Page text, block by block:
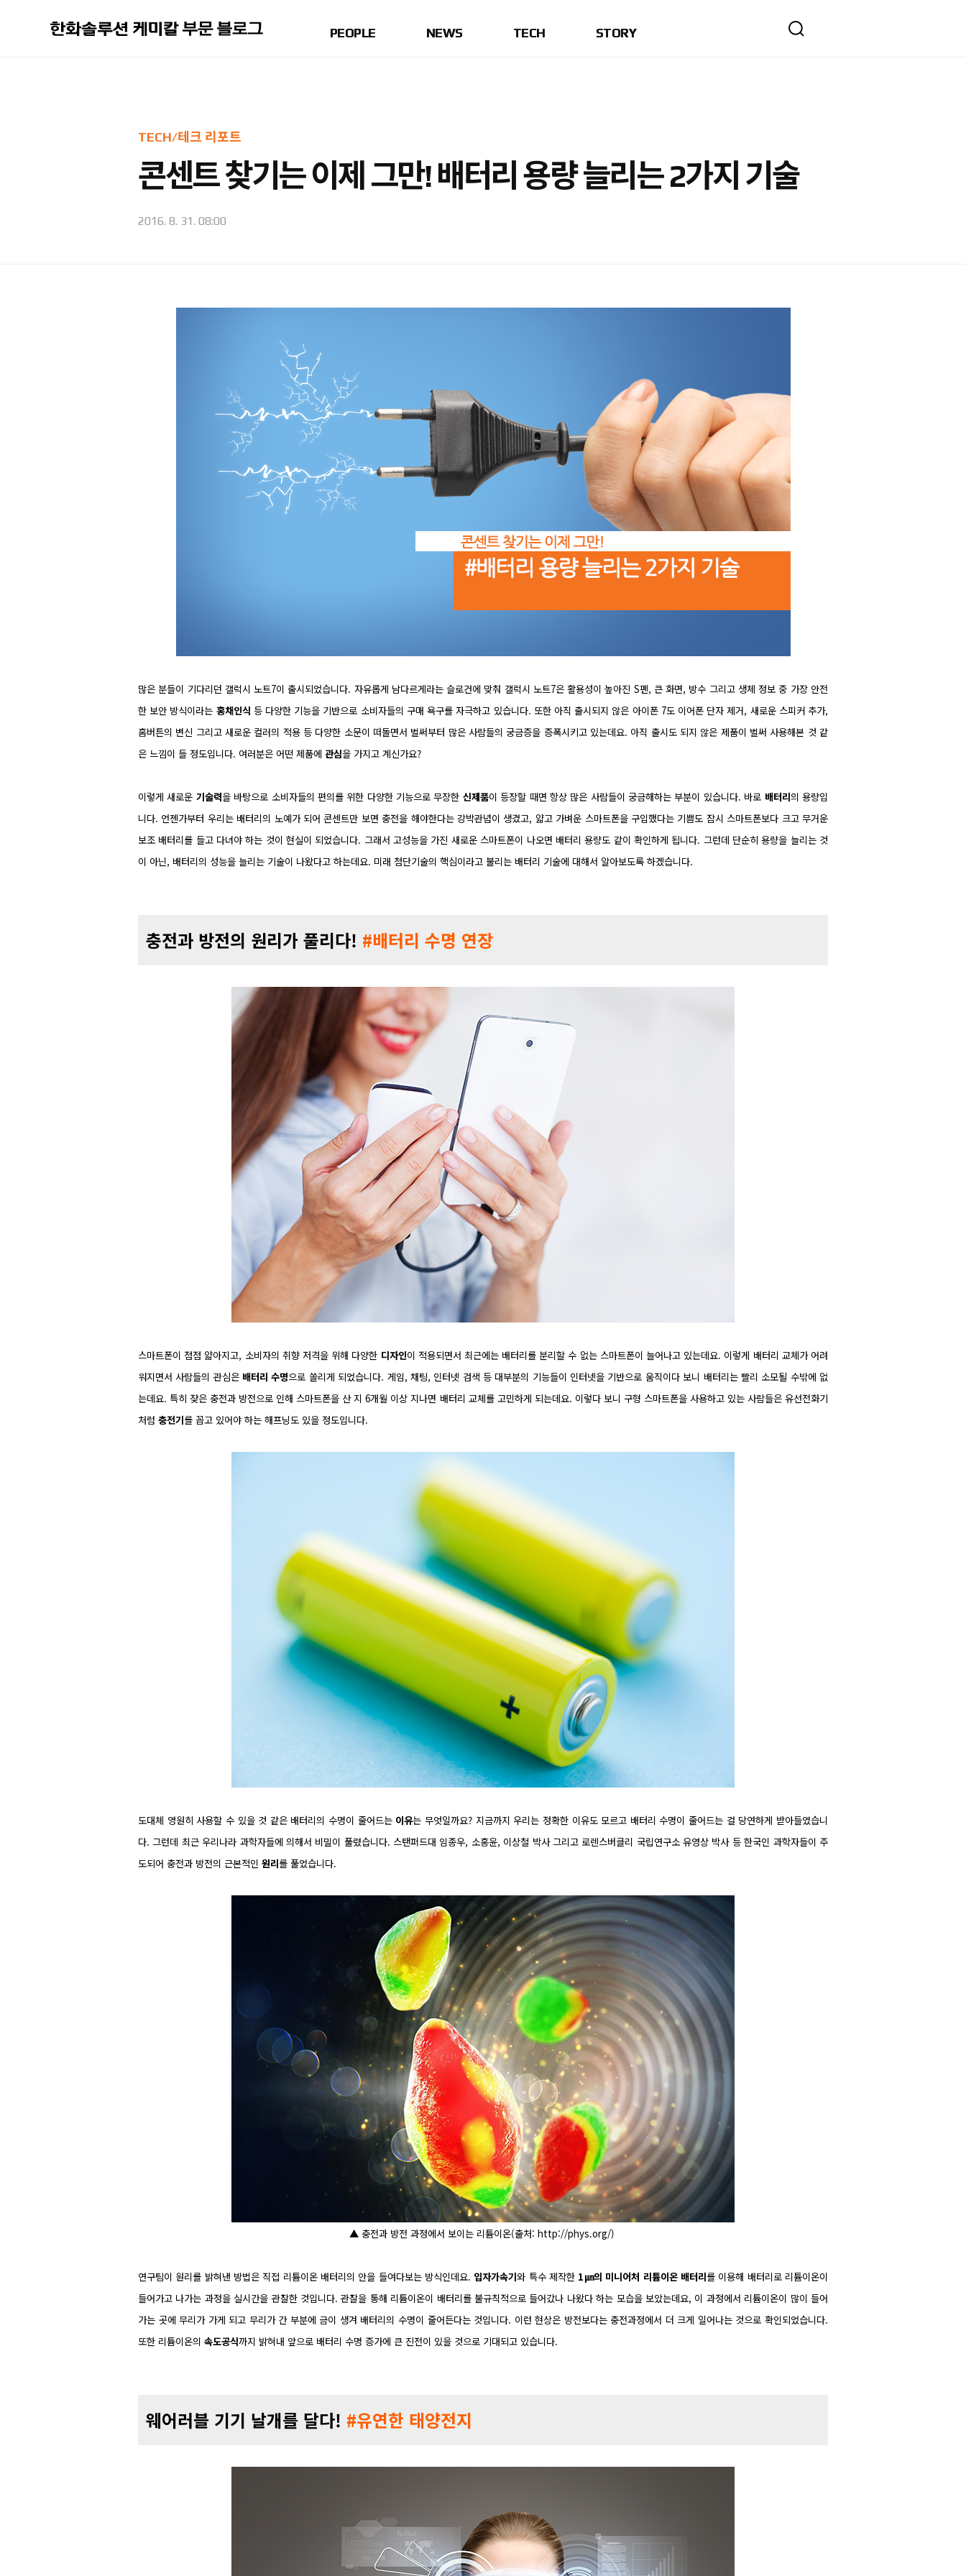
PEOPLE NEWS TECH STORY
TECH/테크 리포트
콘센트 찾기는 이제 그만! 배터리 용량 늘리는 2가지 기술
2016. 8. 31. 08:00
많은 분들이 기다리던 갤럭시 노트7이 출시되었습니다. 자유롭게 남다르게라는 슬로건에 맞춰 갤럭시 노트7은 활용성이 높아진 S펜, 큰 화면, 방수 그리고 생체 정보 중 가장 안전
한 보안 방식이라는 홍채인식 등 다양한 기능을 기반으로 소비자들의 구매 욕구를 자극하고 있습니다. 또한 아직 출시되지 않은 아이폰 7도 이어폰 단자 제거, 새로운 스피커 추가,
홈버튼의 변신 그리고 새로운 컬러의 적용 등 다양한 소문이 떠돌면서 벌써부터 많은 사람들의 궁금증을 증폭시키고 있는데요. 아직 출시도 되지 않은 제품이 벌써 사용해본 것 같
은 느낌이 들 정도입니다. 여러분은 어떤 제품에 관심을 가지고 계신가요?
이렇게 새로운 기술력을 바탕으로 소비자들의 편의를 위한 다양한 기능으로 무장한 신제품이 등장할 때면 항상 많은 사람들이 궁금해하는 부분이 있습니다. 바로 배터리의 용량입
니다. 언젠가부터 우리는 배터리의 노예가 되어 콘센트만 보면 충전을 해야한다는 강박관념이 생겼고, 얇고 가벼운 스마트폰을 구입했다는 기쁨도 잠시 스마트폰보다 크고 무거운
보조 배터리를 들고 다녀야 하는 것이 현실이 되었습니다. 그래서 고성능을 가진 새로운 스마트폰이 나오면 배터리 용량도 같이 확인하게 됩니다. 그런데 단순히 용량을 늘리는 것
이 아닌, 배터리의 성능을 늘리는 기술이 나왔다고 하는데요. 미래 첨단기술의 핵심이라고 불리는 배터리 기술에 대해서 알아보도록 하겠습니다.
충전과 방전의 원리가 풀리다! #배터리 수명 연장
스마트폰이 점점 얇아지고, 소비자의 취향 저격을 위해 다양한 디자인이 적용되면서 최근에는 배터리를 분리할 수 없는 스마트폰이 늘어나고 있는데요. 이렇게 배터리 교체가 어려
워지면서 사람들의 관심은 배터리 수명으로 쏠리게 되었습니다. 게임, 채팅, 인터넷 검색 등 대부분의 기능들이 인터넷을 기반으로 움직이다 보니 배터리는 빨리 소모될 수밖에 없
는데요. 특히 잦은 충전과 방전으로 인해 스마트폰을 산 지 6개월 이상 지나면 배터리 교체를 고민하게 되는데요. 이렇다 보니 구형 스마트폰을 사용하고 있는 사람들은 유선전화기
처럼 충전기를 꼽고 있어야 하는 해프닝도 있을 정도입니다.
도대체 영원히 사용할 수 있을 것 같은 배터리의 수명이 줄어드는 이유는 무엇일까요? 지금까지 우리는 정확한 이유도 모르고 배터리 수명이 줄어드는 걸 당연하게 받아들였습니
다. 그런데 최근 우리나라 과학자들에 의해서 비밀이 풀렸습니다. 스탠퍼드대 임종우, 소홍윤, 이상철 박사 그리고 로렌스버클리 국립연구소 유영상 박사 등 한국인 과학자들이 주
도되어 충전과 방전의 근본적인 원리를 풀었습니다.
▲ 충전과 방전 과정에서 보이는 리튬이온(출처: http://phys.org/)
연구팀이 원리를 밝혀낸 방법은 직접 리튬이온 배터리의 안을 들여다보는 방식인데요. 입자가속기와 특수 제작한 1㎛의 미니어처 리튬이온 배터리를 이용해 배터리로 리튬이온이
들어가고 나가는 과정을 실시간을 관찰한 것입니다. 관찰을 통해 리튬이온이 배터리를 불규칙적으로 들어갔나 나왔다 하는 모습을 보았는데요, 이 과정에서 리튬이온이 많이 들어
가는 곳에 무리가 가게 되고 무리가 간 부분에 금이 생겨 배터리의 수명이 줄어든다는 것입니다. 이런 현상은 방전보다는 충전과정에서 더 크게 일어나는 것으로 확인되었습니다.
또한 리튬이온의 속도공식까지 밝혀내 앞으로 배터리 수명 증가에 큰 진전이 있을 것으로 기대되고 있습니다.
웨어러블 기기 날개를 달다! #유연한 태양전지